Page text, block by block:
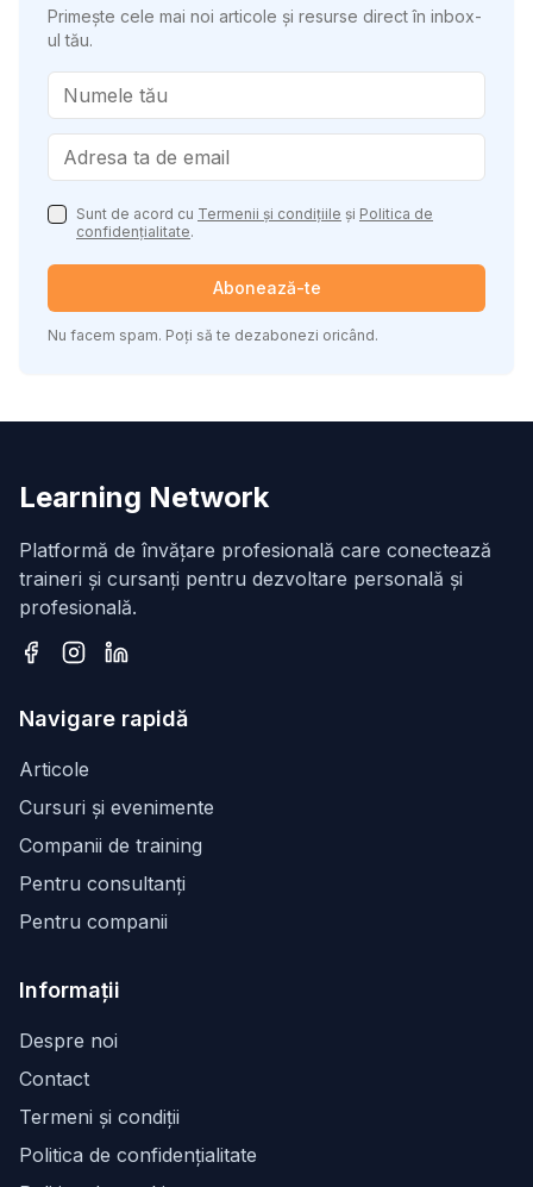
Primește cele mai noi articole și resurse direct în inbox-
ul tău.
Sunt de acord cu Termenii și condițiile și Politica de
confidențialitate.
Abonează-te
Nu facem spam. Poți să te dezabonezi oricând.
Learning Network
Platformă de învățare profesională care conectează
traineri și cursanți pentru dezvoltare personală și
profesională.
Navigare rapidă
Articole
Cursuri și evenimente
Companii de training
Pentru consultanți
Pentru companii
Informații
Despre noi
Contact
Termeni și condiții
Politica de confidențialitate